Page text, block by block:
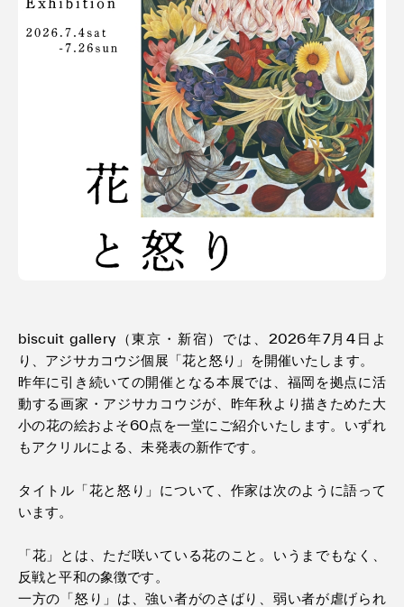
FAQ
利用規約
プライバシ−ポリシー
biscuit gallery（東京・新宿）では、2026年7月4日よ
り、アジサカコウジ個展「花と怒り」を開催いたします。
昨年に引き続いての開催となる本展では、福岡を拠点に活
動する画家・アジサカコウジが、昨年秋より描きためた大
小の花の絵およそ60点を一堂にご紹介いたします。いずれ
もアクリルによる、未発表の新作です。
タイトル「花と怒り」について、作家は次のように語って
います。
「花」とは、ただ咲いている花のこと。いうまでもなく、
反戦と平和の象徴です。
一方の「怒り」は、強い者がのさばり、弱い者が虐げられ